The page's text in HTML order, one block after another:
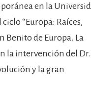
en la
“Europa: Raíces,
Benito de Europa. La
la intervención del Dr.
y la gran